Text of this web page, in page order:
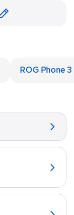
ROG Phone 3